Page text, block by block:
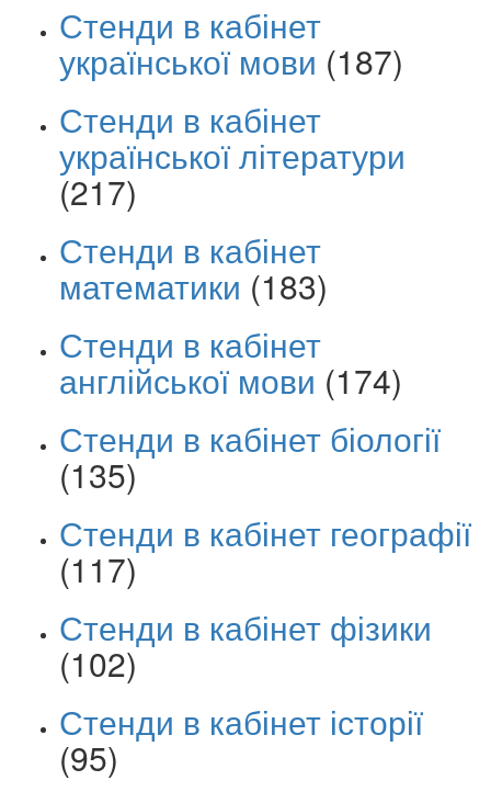
Стенди в кабінет
української мови (187)
Стенди в кабінет
української літератури
(217)
Стенди в кабінет
математики (183)
Стенди в кабінет
англійської мови (174)
Стенди в кабінет біології
(135)
Стенди в кабінет географії
(117)
Стенди в кабінет фізики
(102)
Стенди в кабінет історії
(95)